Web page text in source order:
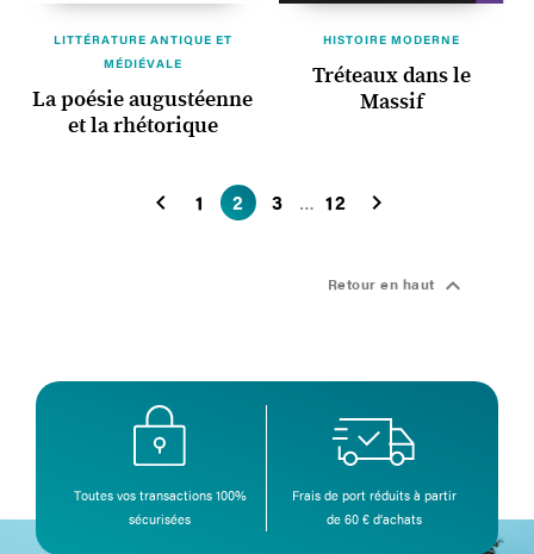
LITTÉRATURE ANTIQUE ET
MÉDIÉVALE
La poésie augustéenne
et la rhétorique
HISTOIRE MODERNE
Tréteaux dans le
Massif
 1 2 3 … 12 
Retour en haut 
Toutes vos transactions 100%
sécurisées
Frais de port réduits à partir
de 60 € d’achats